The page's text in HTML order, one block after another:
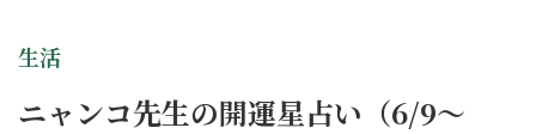
生活
ニャンコ先生の開運星占い（6/9～